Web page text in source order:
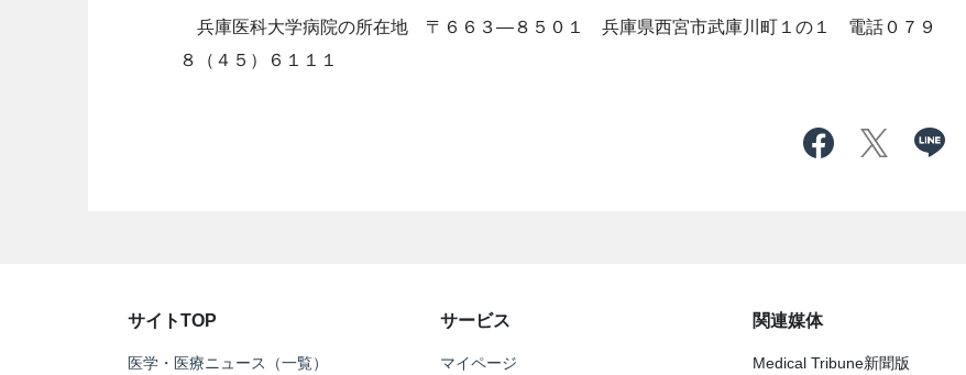
兵庫医科大学病院の所在地 〒６６３―８５０１ 兵庫県西宮市武庫川町１の１ 電話０７９
８（４５）６１１１
サイトTOP
医学・医療ニュース（一覧）
サービス
マイページ
関連媒体
Medical Tribune新聞版